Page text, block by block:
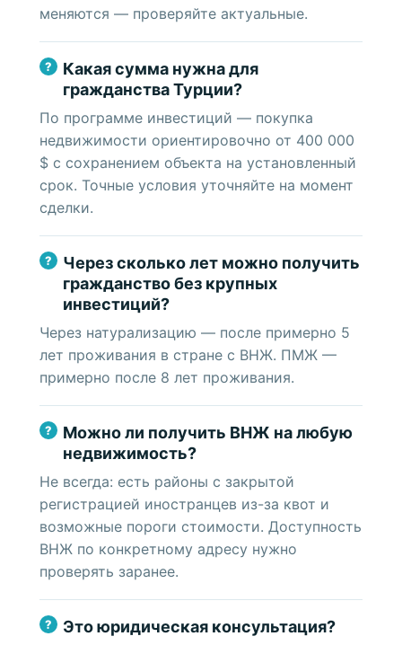
меняются — проверяйте актуальные.
Какая сумма нужна для
гражданства Турции?
По программе инвестиций — покупка
недвижимости ориентировочно от 400 000
$ с сохранением объекта на установленный
срок. Точные условия уточняйте на момент
сделки.
Через сколько лет можно получить
гражданство без крупных
инвестиций?
Через натурализацию — после примерно 5
лет проживания в стране с ВНЖ. ПМЖ —
примерно после 8 лет проживания.
Можно ли получить ВНЖ на любую
недвижимость?
Не всегда: есть районы с закрытой
регистрацией иностранцев из-за квот и
возможные пороги стоимости. Доступность
ВНЖ по конкретному адресу нужно
проверять заранее.
Это юридическая консультация?